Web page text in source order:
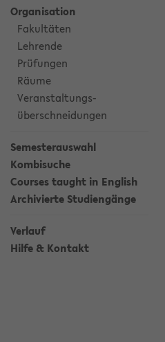
Organisation
Fakultäten
Lehrende
Prüfungen
Räume
Veranstaltungs-
überschneidungen
Semesterauswahl
Kombisuche
Courses taught in English
Archivierte Studiengänge
Verlauf
Hilfe & Kontakt